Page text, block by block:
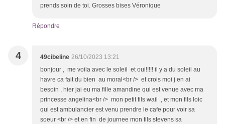
prends soin de toi. Grosses bises Véronique
Répondre
4 49cibeline 26/10/2023 13:21
bonjour , me voila avec le soleil et oui!!!!! il y a du soleil au
havre ca fait du bien au moral<br /> et crois moi j en ai
besoin , hier jai eu ma fille amandine qui est venue avec ma
princesse angelina<br /> mon petit fils wail , et mon fils loic
qui est ambulancier est venu prendre le cafe pour voir sa
soeur <br /> et en fin de journee mon fils stevens sa